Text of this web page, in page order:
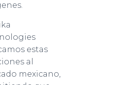
estas
al
mexicano,